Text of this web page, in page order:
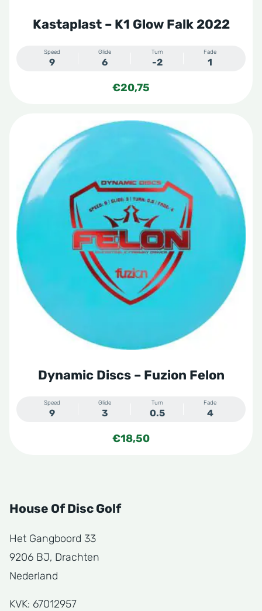
Kastaplast – K1 Glow Falk 2022
Speed
9
Glide
6
Turn
-2
Fade
1
€20,75
Dynamic Discs – Fuzion Felon
Speed
9
Glide
3
Turn
0.5
Fade
4
€18,50
product
heeft
meerdere
variaties.
Deze
optie
kan
gekozen
worden
House Of Disc Golf
Het Gangboord 33
9206 BJ, Drachten
Nederland
KVK: 67012957